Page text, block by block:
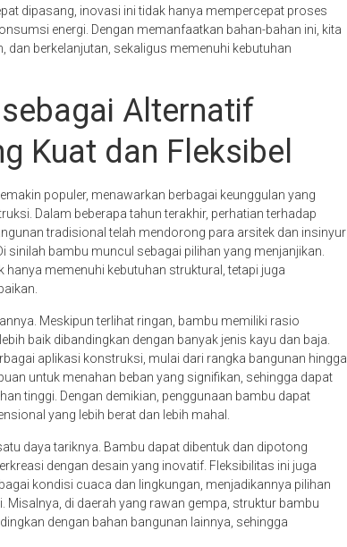
dipasang, inovasi ini tidak hanya mempercepat proses
energi. Dengan memanfaatkan bahan-bahan ini, kita
berkelanjutan, sekaligus memenuhi kebutuhan
Alternatif
Kuat dan Fleksibel
populer, menawarkan berbagai keunggulan yang
Dalam beberapa tahun terakhir, perhatian terhadap
tradisional telah mendorong para arsitek dan insinyur
bambu muncul sebagai pilihan yang menjanjikan.
memenuhi kebutuhan struktural, tetapi juga
Meskipun terlihat ringan, bambu memiliki rasio
baik dibandingkan dengan banyak jenis kayu dan baja.
aplikasi konstruksi, mulai dari rangka bangunan hingga
untuk menahan beban yang signifikan, sehingga dapat
tinggi. Dengan demikian, penggunaan bambu dapat
yang lebih berat dan lebih mahal.
daya tariknya. Bambu dapat dibentuk dan dipotong
dengan desain yang inovatif. Fleksibilitas ini juga
kondisi cuaca dan lingkungan, menjadikannya pilihan
Misalnya, di daerah yang rawan gempa, struktur bambu
dengan bahan bangunan lainnya, sehingga